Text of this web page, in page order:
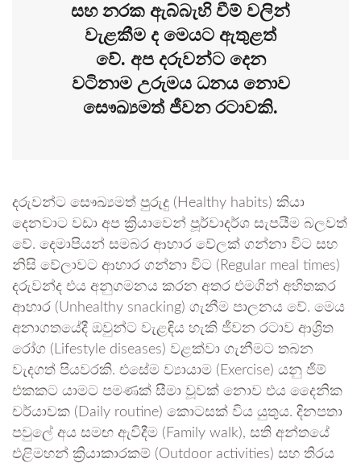
සහ නරක ඇබ්බැහි වීම් වලින්
වැළකීම ද මෙයට ඇතුළත්
වේ. අප දරුවන්ට දෙන
වටිනාම උරුමය ධනය නොව
සෞඛ්‍යමත් ජීවන රටාවකි.
දරුවන්ට සෞඛ්‍යමත් පුරුදු (Healthy habits) කියා
දෙනවාට වඩා අප ක්‍රියාවෙන් පූර්වාදර්ශ සැපයීම බලවත්
වේ. දෙමාපියන් සමබර ආහාර වේලක් ගන්නා විට සහ
නිසි වේලාවට ආහාර ගන්නා විට (Regular meal times)
දරුවන්ද එය අනුගමනය කරන අතර එමගින් අහිතකර
ආහාර (Unhealthy snacking) ගැනීම පාලනය වේ. මෙය
අනාගතයේදී ඔවුන්ට වැළඳිය හැකි ජීවන රටාව ආශ්‍රිත
රෝග (Lifestyle diseases) වළක්වා ගැනීමට තබන
වැදගත් පියවරකි. එසේම ව්‍යායාම (Exercise) යනු ජිම්
එකකට යාමට පමණක් සීමා වූවක් නොව එය දෛනික
චර්යාවක (Daily routine) කොටසක් විය යුතුය. දිනපතා
පවුලේ අය සමඟ ඇවිදීම (Family walk), සති අන්තයේ
එළිමහන් ක්‍රියාකාරකම් (Outdoor activities) සහ තිරය